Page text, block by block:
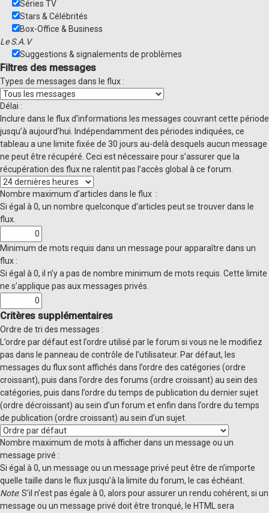
Séries TV
Stars & Célébrités
Box-Office & Business
Le S.A.V
Suggestions & signalements de problèmes
Filtres des messages
Types de messages dans le flux :
Délai :
Inclure dans le flux d’informations les messages couvrant cette période
jusqu’à aujourd’hui. Indépendamment des périodes indiquées, ce
tableau a une limite fixée de 30 jours au-delà desquels aucun message
ne peut être récupéré. Ceci est nécessaire pour s’assurer que la
récupération des flux ne ralentit pas l’accès global à ce forum.
Nombre maximum d’articles dans le flux :
Si égal à 0, un nombre quelconque d’articles peut se trouver dans le
flux.
Minimum de mots requis dans un message pour apparaître dans un
flux :
Si égal à 0, il n’y a pas de nombre minimum de mots requis. Cette limite
ne s’applique pas aux messages privés.
Critères supplémentaires
Ordre de tri des messages :
L’ordre par défaut est l’ordre utilisé par le forum si vous ne le modifiez
pas dans le panneau de contrôle de l’utilisateur. Par défaut, les
messages du flux sont affichés dans l’ordre des catégories (ordre
croissant), puis dans l’ordre des forums (ordre croissant) au sein des
catégories, puis dans l’ordre du temps de publication du dernier sujet
(ordre décroissant) au sein d’un forum et enfin dans l’ordre du temps
de publication (ordre croissant) au sein d’un sujet.
Nombre maximum de mots à afficher dans un message ou un
message privé :
Si égal à 0, un message ou un message privé peut être de n’importe
quelle taille dans le flux jusqu’à la limite du forum, le cas échéant.
Note: S’il n’est pas égale à 0, alors pour assurer un rendu cohérent, si un
message ou un message privé doit être tronqué, le HTML sera